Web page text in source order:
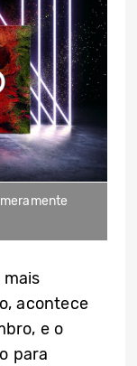
acontece
e o
para